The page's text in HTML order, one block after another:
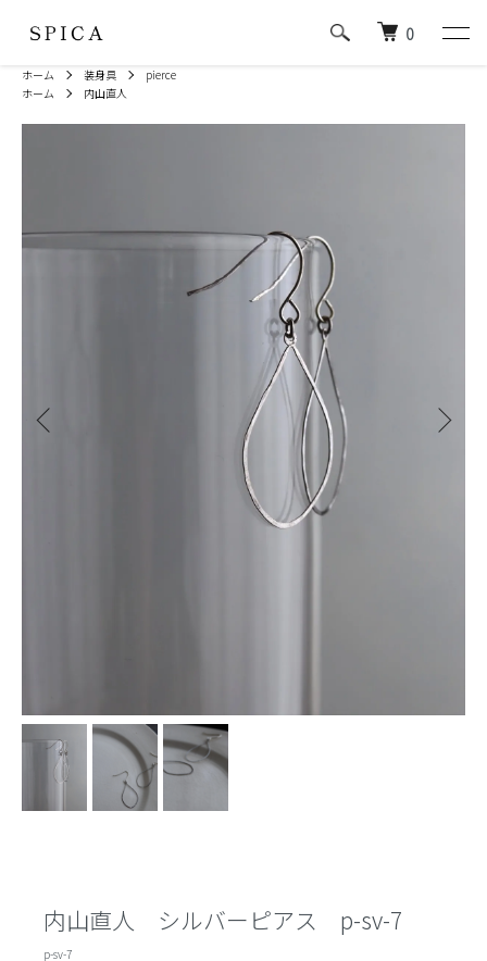
0
ホーム 装身具
pierce
ホーム
内山直人
内山直人 シルバーピアス p-sv-7
p-sv-7